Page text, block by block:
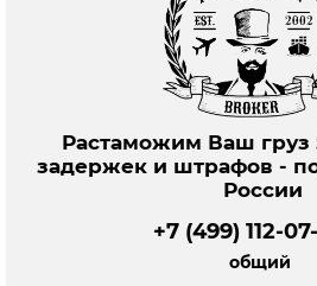
Растаможим Ваш груз
задержек и штрафов -
России
+7 (499) 112-
общий